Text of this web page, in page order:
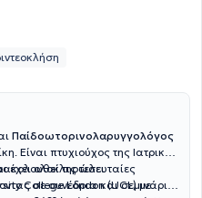
Παίδοωτορινολαρυγγολόγος
Είναι πτυχιούχος της Ιατρικής
έχει ολοκληρώσει
College London (UCL) με
τις τελευταίες
σε συνέδρια και σεμινάρια,